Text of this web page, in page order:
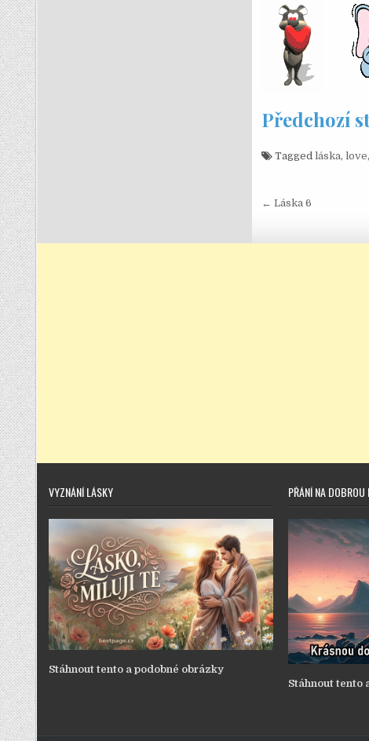
Předchozí
Tagged láska, love,
Navigace
← Láska 6
VYZNÁNÍ LÁSKY
Stáhnout tento a podobné obrázky
PŘÁNÍ NA DOBROU
Stáhnout tento